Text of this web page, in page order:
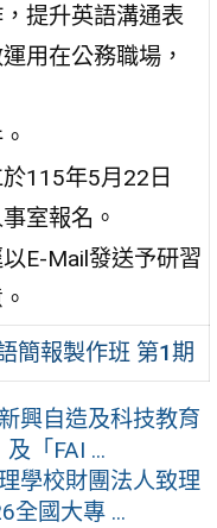
提升英語溝通表
用在公務職場，
115年5月22日
室報名。
E-Mail發送予研習
簡報製作班 第1期
興自造及科技教育
「FAI ...
學校財團法人致理
全國大專 ...